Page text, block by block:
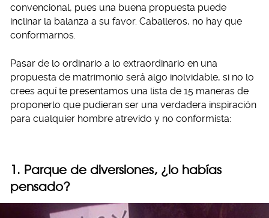
convencional, pues una buena propuesta puede
inclinar la balanza a su favor. Caballeros, no hay que
conformarnos.
Pasar de lo ordinario a lo extraordinario en una
propuesta de matrimonio será algo inolvidable, si no lo
crees aquí te presentamos una lista de 15 maneras de
proponerlo que pudieran ser una verdadera inspiración
para cualquier hombre atrevido y no conformista:
1. Parque de diversiones, ¿lo habías
pensado?